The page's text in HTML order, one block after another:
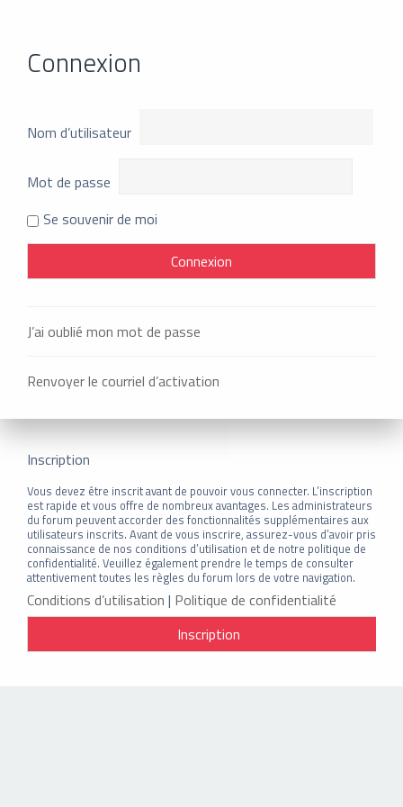
Connexion
Nom d’utilisateur
Mot de passe
Se souvenir de moi
J’ai oublié mon mot de passe
Renvoyer le courriel d’activation
Inscription
Vous devez être inscrit avant de pouvoir vous connecter. L’inscription
est rapide et vous offre de nombreux avantages. Les administrateurs
du forum peuvent accorder des fonctionnalités supplémentaires aux
utilisateurs inscrits. Avant de vous inscrire, assurez-vous d’avoir pris
connaissance de nos conditions d’utilisation et de notre politique de
confidentialité. Veuillez également prendre le temps de consulter
attentivement toutes les règles du forum lors de votre navigation.
Conditions d’utilisation | Politique de confidentialité
Inscription